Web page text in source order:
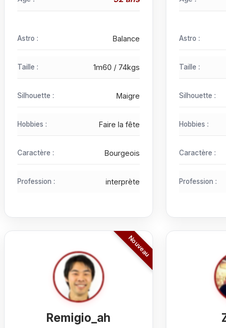
Astro : Balance
Taille : 1m60 / 74kgs
Silhouette : Maigre
Hobbies : Faire la fête
Caractère : Bourgeois
Profession : interprète
Astro :
Taille :
Silhouette :
Hobbies :
Caractère :
Profession :
Remigio_ah